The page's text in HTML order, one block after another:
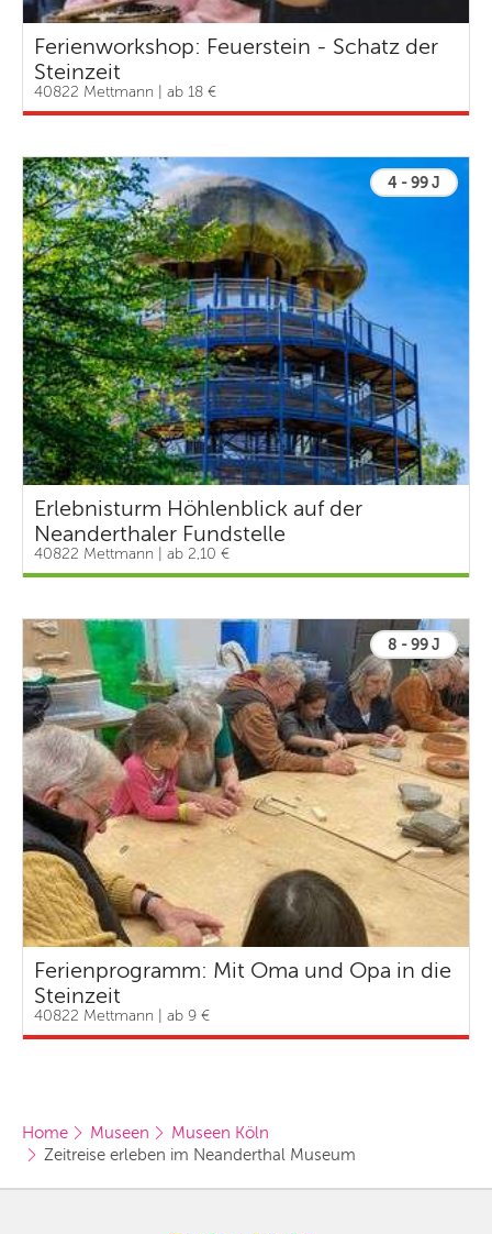
Ferienworkshop: Feuerstein - Schatz der
Steinzeit
40822 Mettmann | ab 18 €
4 - 99 J
Erlebnisturm Höhlenblick auf der
Neanderthaler Fundstelle
40822 Mettmann | ab 2,10 €
8 - 99 J
Ferienprogramm: Mit Oma und Opa in die
Steinzeit
40822 Mettmann | ab 9 €
Home Museen
Museen Köln
Zeitreise erleben im Neanderthal Museum